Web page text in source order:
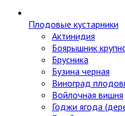
Плодовые кустарники
Актинидия
Боярышник
Брусника
Бузина черная
Виноград
Войлочная вишня
Годжи ягода